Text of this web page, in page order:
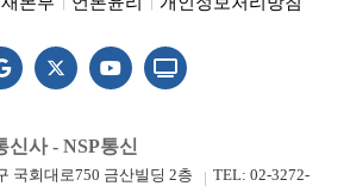
신사 - NSP통신
국회대로750 금산빌딩 2층
TEL: 02-3272-